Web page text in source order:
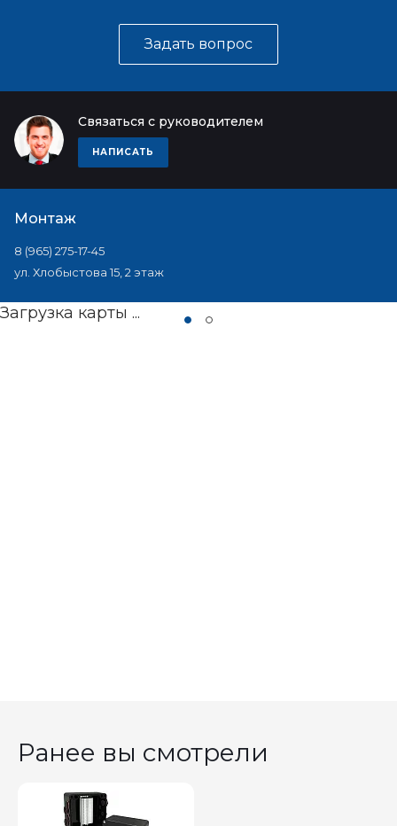
Задать вопрос
Связаться с руководителем
НАПИСАТЬ
Монтаж
8 (965) 275-17-45
ул. Хлобыстова 15, 2 этаж
Загрузка карты ...
Ранее вы смотрели